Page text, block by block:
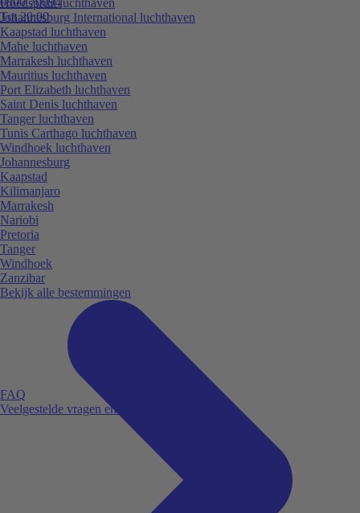
Tot 20:00
FAQ
Veelgestelde vragen en antwoorden.
Johannesburg International luchthaven
Kaapstad luchthaven
Mahe luchthaven
Marrakesh luchthaven
Mauritius luchthaven
Port Elizabeth luchthaven
Saint Denis luchthaven
Tanger luchthaven
Tunis Carthago luchthaven
Windhoek luchthaven
Johannesburg
Kaapstad
Kilimanjaro
Marrakesh
Nariobi
Pretoria
Tanger
Windhoek
Zanzibar
Bekijk alle bestemmingen